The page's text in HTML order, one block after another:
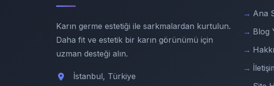
Karın germe estetiği ile sarkmalardan kurtulun.
Daha fit ve estetik bir karın görünümü için
uzman desteği alın.
İstanbul, Türkiye
Ana
Blog